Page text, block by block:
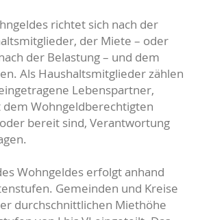
richtet sich nach der
der Miete – oder
der Belastung – und dem
Als Haushaltsmitglieder zählen
Lebenspartner,
dem Wohngeldberechtigten
bereit sind, Verantwortung
Wohngeldes erfolgt anhand
Gemeinden und Kreise
durchschnittlichen Miethöhe